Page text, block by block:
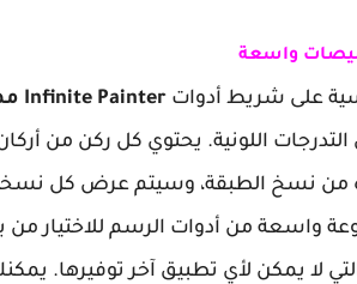
واسعة
على شريط أدوات Infinite Painter مهكر برابط مباشر للاندرويد
اللونية. يحتوي كل ركن من
من نسخ الطبقة، وسيتم عرض كل نسخة
واسعة من أدوات الرسم للاختيار
لا يمكن لأي تطبيق آخر توفيرها.